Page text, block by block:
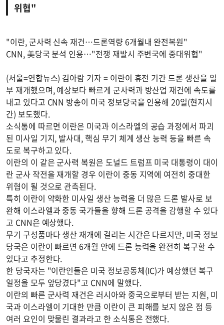
위협"
"이란, 군사력 신속 재건…드론역량 6개월내 완전복원"
CNN, 美당국 분석 인용…"전쟁 재발시 주변국에 중대위협"
(서울=연합뉴스) 김아람 기자 = 이란이 휴전 기간 드론 생산을 일
부 재개했으며, 예상보다 빠르게 군사력과 방산업 재건에 속도를
내고 있다고 CNN 방송이 미국 정보당국을 인용해 20일(현지시
간) 보도했다.
소식통에 따르면 이란은 미국과 이스라엘의 공습 과정에서 파괴
된 미사일 기지, 발사대, 핵심 무기 체계 생산 능력 등을 빠른 속
도로 복구하고 있다.
이란의 이 같은 군사력 복원은 도널드 트럼프 미국 대통령이 대이
란 군사 작전을 재개할 경우 이란이 중동 지역에 여전히 중대한
위협이 될 것으로 관측된다.
특히 이란이 약화한 미사일 생산 능력을 더 많은 드론 발사로 보
완해 이스라엘과 중동 국가들을 향해 드론 공격을 감행할 수 있다
고 CNN은 예상했다.
무기 구성품마다 생산 재개에 걸리는 시간은 다르지만, 미국 정보
당국은 이란이 빠르면 6개월 안에 드론 능력을 완전히 복구할 수
있다고 추정한다.
한 당국자는 "이란인들은 미국 정보공동체(IC)가 예상했던 복구
일정을 모두 앞당겼다"고 CNN에 말했다.
이란의 빠른 군사력 재건은 러시아와 중국으로부터 받는 지원, 미
국과 이스라엘이 기대한 만큼 이란이 큰 피해를 보지 않은 점 등
여러 요인이 맞물린 결과라고 한 소식통은 전했다.